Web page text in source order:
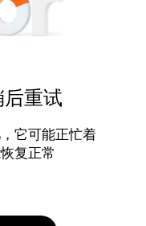
重试
它可能正忙着
复正常